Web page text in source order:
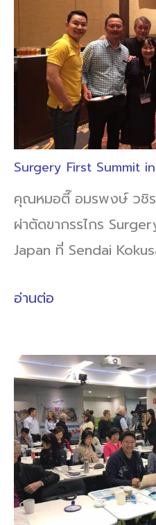
Surgery First Summit
คุณหมอตี๊ อมรพงษ์ วชิร
ผ่าตัดขากรรไกร
Japan ที่ Sendai
อ่านต่อ